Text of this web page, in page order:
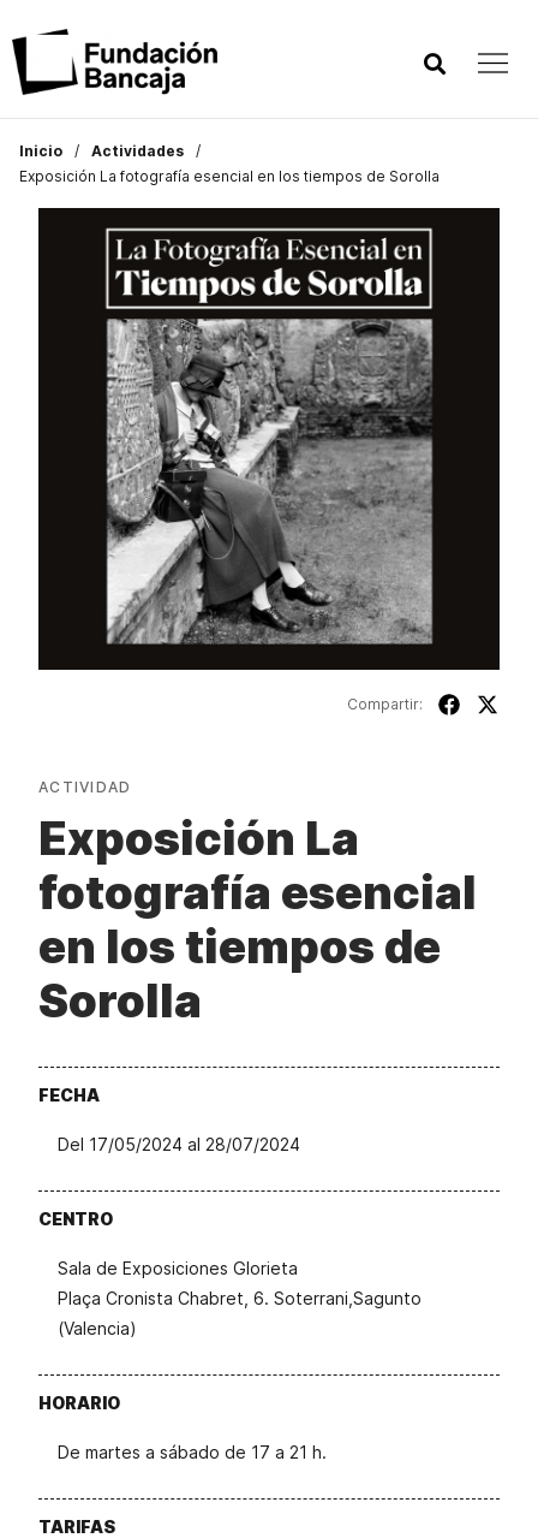
Inicio
Actividades
Exposición La fotografía esencial en los tiempos de Sorolla
Compartir:
ACTIVIDAD
Exposición La
fotografía esencial
en los tiempos de
Sorolla
FECHA
Del 17/05/2024 al 28/07/2024
CENTRO
Sala de Exposiciones Glorieta
Plaça Cronista Chabret, 6. Soterrani,Sagunto
(Valencia)
HORARIO
De martes a sábado de 17 a 21 h.
TARIFAS